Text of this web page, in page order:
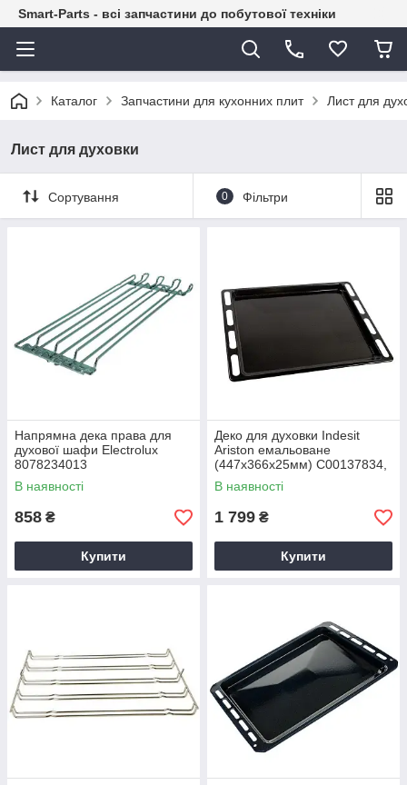
Smart-Parts - всі запчастини до побутової техніки
Каталог Запчастини для кухонних плит Лист для
Лист для духовки
Сортування 0 Фільтри
Напрямна дека права для
духової шафи Electrolux
8078234013
В наявності
858 ₴
Купити
Деко для духовки Indesit
Ariston емальоване
(447x366x25мм) C00137834,
C00301789
В наявності
1 799 ₴
Купити